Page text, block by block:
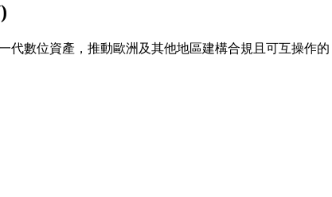
代數位資產，推動歐洲及其他地區建構合規且可互操作